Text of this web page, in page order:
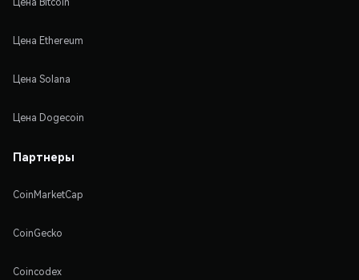
Цена Ethereum
Цена Solana
Цена Dogecoin
Партнеры
CoinMarketCap
CoinGecko
Coincodex